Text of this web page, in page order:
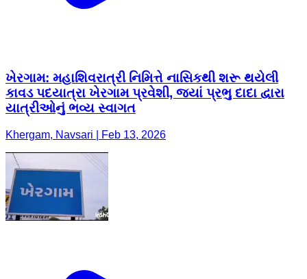
ખેરગામ: મહાશિવરાત્રી નિમિત્તે નાસિકથી શરૂ થયેલી
કાવડ પદયાત્રા ખેરગામ પ્રવેશી, જ્યાં પ્રભુ દાદા દ્વારા
યાત્રીઓનું ભવ્ય સ્વાગત
Khergam, Navsari | Feb 13, 2026